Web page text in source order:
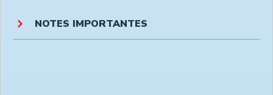
NOTES IMPORTANTES